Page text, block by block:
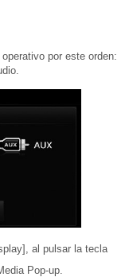
por este orden:
al pulsar la tecla
Pop-up.